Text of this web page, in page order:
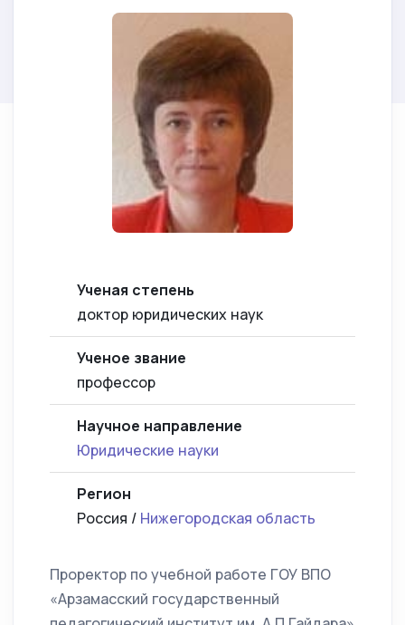
Ученая степень
доктор юридических наук
Ученое звание
профессор
Научное направление
Юридические науки
Регион
Россия / Нижегородская область
Проректор по учебной работе ГОУ ВПО
«Арзамасский государственный